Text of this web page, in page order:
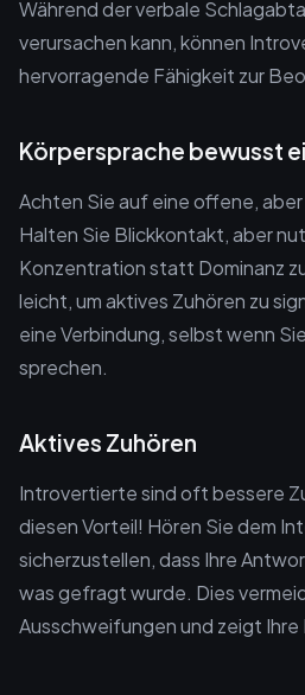
Während der verbale
verursachen kann, können
hervorragende Fähigkeit zur
Körpersprache bewusst
Achten Sie auf eine offene,
Halten Sie Blickkontakt, aber
Konzentration statt Dominanz
leicht, um aktives Zuhören zu
eine Verbindung, selbst wenn
sprechen.
Aktives Zuhören
Introvertierte sind oft bessere
diesen Vorteil! Hören Sie dem
sicherzustellen, dass Ihre
was gefragt wurde. Dies
Ausschweifungen und zeigt